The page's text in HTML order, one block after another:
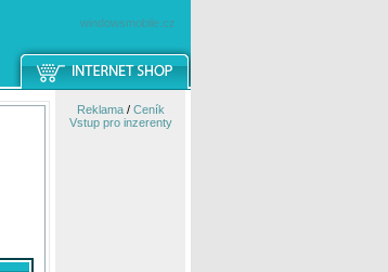
windowsmobile.cz
Reklama/ Ceník
Vstup pro inzerenty